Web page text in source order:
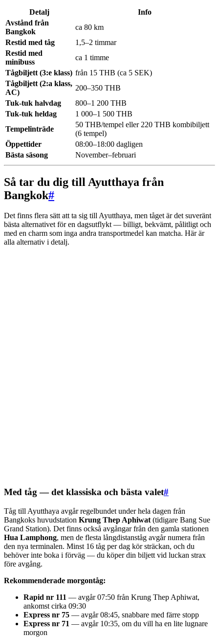
Detalj
Info
Avstånd från
Bangkok
ca 80 km
Restid med tåg
1,5–2 timmar
Restid med
minibuss
ca 1 timme
Tågbiljett (3:e klass) från 15 THB (ca 5 SEK)
Tågbiljett (2:a klass,
AC)
200–350 THB
Tuk-tuk halvdag
800–1 200 THB
Tuk-tuk heldag
1 000–1 500 THB
Tempelinträde
50 THB/tempel eller 220 THB kombibiljett
(6 tempel)
Öppettider
08:00–18:00 dagligen
Bästa säsong
November–februari
Så tar du dig till Ayutthaya från
Bangkok#
Det finns flera sätt att ta sig till Ayutthaya, men tåget är det suveränt
bästa alternativet för en dagsutflykt — billigt, bekvämt, pålitligt och
med en charm som inga andra transportmedel kan matcha. Här är
alla alternativ i detalj.
Med tåg — det klassiska och bästa valet#
Tåg till Ayutthaya avgår regelbundet under hela dagen från
Bangkoks huvudstation Krung Thep Aphiwat (tidigare Bang Sue
Grand Station). Det finns också avgångar från den gamla stationen
Hua Lamphong, men de flesta långdistanståg avgår numera från
den nya terminalen. Minst 16 tåg per dag kör sträckan, och du
behöver inte boka i förväg — du köper din biljett vid luckan strax
före avgång.
Rekommenderade morgontåg:
Rapid nr 111 — avgår 07:50 från Krung Thep Aphiwat,
ankomst cirka 09:30
Express nr 75 — avgår 08:45, snabbare med färre stopp
Express nr 71 — avgår 10:35, om du vill ha en lite lugnare
morgon